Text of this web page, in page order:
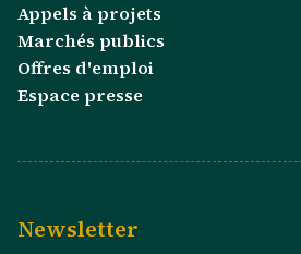
Appels à projets
Marchés publics
Offres d'emploi
Espace presse
Newsletter